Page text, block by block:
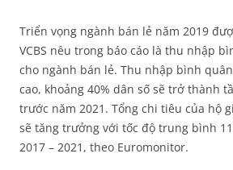
Triển vọng ngành bán lẻ năm 2019
VCBS nêu trong báo cáo là thu nhập
cho ngành bán lẻ. Thu nhập bình
cao, khoảng 40% dân số sẽ trở thành
trước năm 2021. Tổng chi tiêu của hộ
sẽ tăng trưởng với tốc độ trung bình
2017 – 2021, theo Euromonitor.